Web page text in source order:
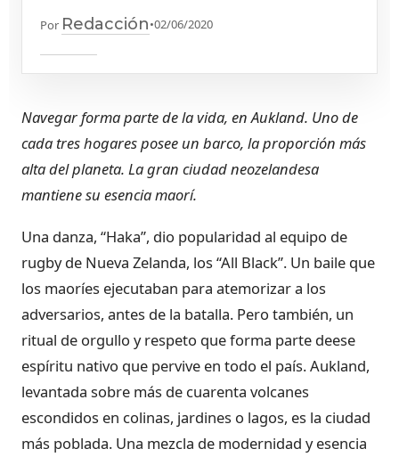
Por Redacción•02/06/2020
Navegar forma parte de la vida, en Aukland. Uno de
cada tres hogares posee un barco, la proporción más
alta del planeta. La gran ciudad neozelandesa
mantiene su esencia maorí.
Una danza, “Haka”, dio popularidad al equipo de
rugby de Nueva Zelanda, los “All Black”. Un baile que
los maoríes ejecutaban para atemorizar a los
adversarios, antes de la batalla. Pero también, un
ritual de orgullo y respeto que forma parte deese
espíritu nativo que pervive en todo el país. Aukland,
levantada sobre más de cuarenta volcanes
escondidos en colinas, jardines o lagos, es la ciudad
más poblada. Una mezcla de modernidad y esencia